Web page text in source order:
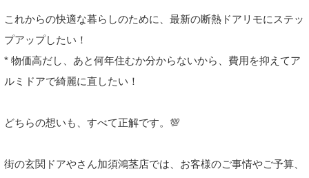
これからの快適な暮らしのために、最新の断熱ドアリモにステッ
プアップしたい！
* 物価高だし、あと何年住むか分からないから、費用を抑えてア
ルミドアで綺麗に直したい！
どちらの想いも、すべて正解です。💯
街の玄関ドアやさん加須鴻茎店では、お客様のご事情やご予算、